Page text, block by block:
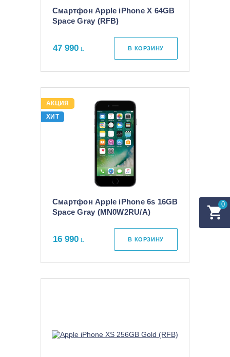
0
Смартфон Apple iPhone X 64GB
Space Gray (RFB)
47 990 В КОРЗИНУ
АКЦИЯ
ХИТ
Смартфон Apple iPhone 6s 16GB
Space Gray (MN0W2RU/A)
16 990 В КОРЗИНУ